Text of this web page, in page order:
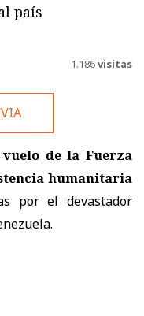
país
1.186visitas
vuelo de la Fuerza
humanitaria
por el devastador